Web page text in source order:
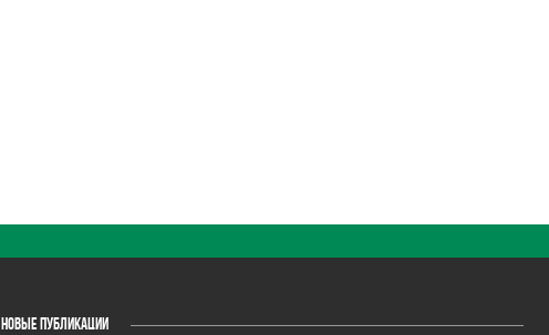
НОВЫЕ ПУБЛИКАЦИИ